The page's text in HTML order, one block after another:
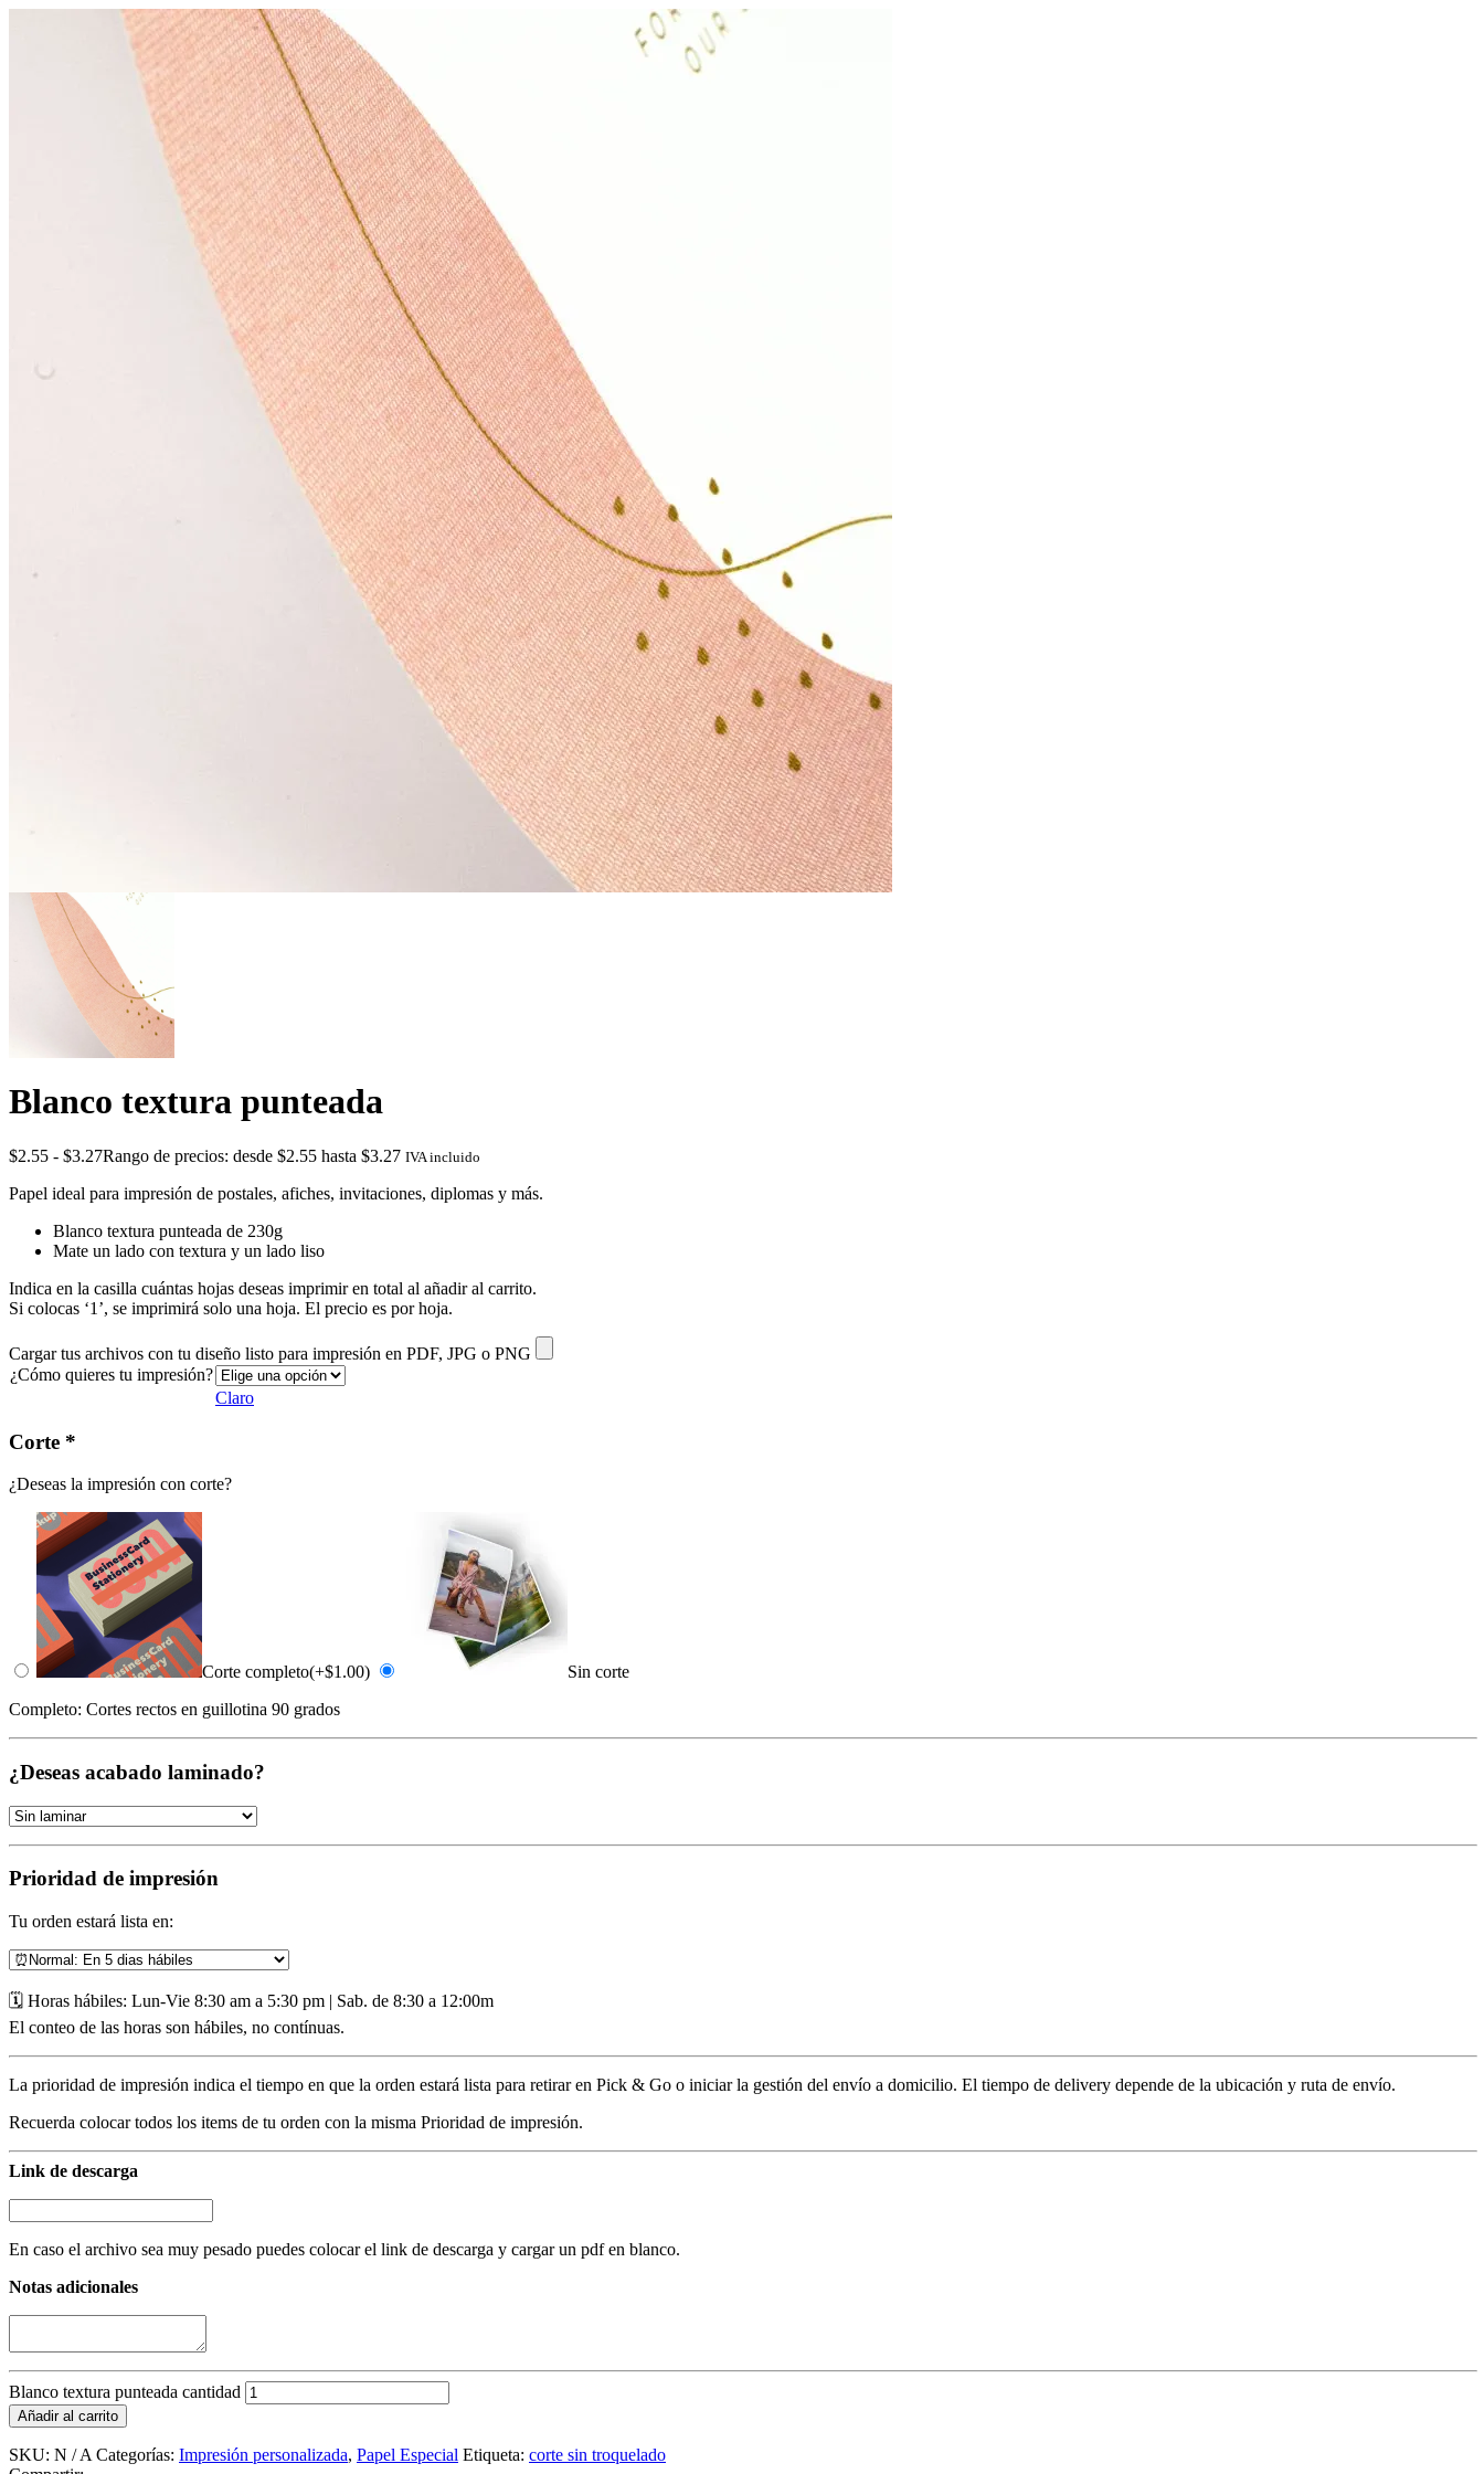
Blanco textura punteada
$2.55 - $3.27Rango de precios: desde $2.55 hasta $3.27 IVA incluido
Papel ideal para impresión de postales, afiches, invitaciones, diplomas y más.
Blanco textura punteada de 230g
Mate un lado con textura y un lado liso
Indica en la casilla cuántas hojas deseas imprimir en total al añadir al carrito.
Si colocas ‘1’, se imprimirá solo una hoja. El precio es por hoja.
Cargar tus archivos con tu diseño listo para impresión en PDF, JPG o PNG
¿Cómo quieres tu impresión?
Claro
Corte *
¿Deseas la impresión con corte?
Corte completo(+$1.00)
Sin corte
Completo: Cortes rectos en guillotina 90 grados
¿Deseas acabado laminado?
Prioridad de impresión
Tu orden estará lista en:
🗓️ Horas hábiles: Lun-Vie 8:30 am a 5:30 pm | Sab. de 8:30 a 12:00m
El conteo de las horas son hábiles, no contínuas.
La prioridad de impresión indica el tiempo en que la orden estará lista para retirar en Pick & Go o iniciar la gestión del envío a domicilio. El tiempo de delivery depende de la ubicación y ruta de envío.
Recuerda colocar todos los items de tu orden con la misma Prioridad de impresión.
Link de descarga
En caso el archivo sea muy pesado puedes colocar el link de descarga y cargar un pdf en blanco.
Notas adicionales
Blanco textura punteada cantidad
Añadir al carrito
SKU: N / A Categorías: Impresión personalizada, Papel Especial Etiqueta: corte sin troquelado